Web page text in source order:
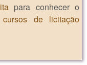
para conhecer o
cursos de licitação